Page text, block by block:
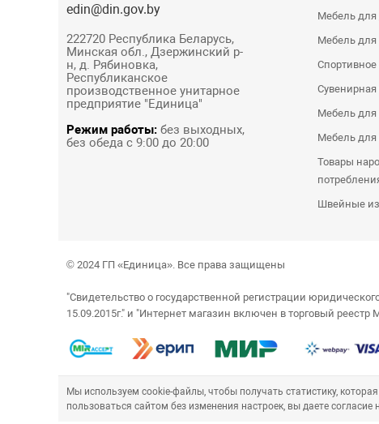
edin@din.gov.by
222720 Республика Беларусь,
Минская обл., Дзержинский р-
н, д. Рябиновка,
Республиканское
производственное унитарное
предприятие "Единица"
Режим работы:без выходных,
без обеда с 9:00 до 20:00
Мебель для
Мебель для
Спортивное
Мебель для
Мебель для
Товары
Швейные
© 2024 ГП «Единица». Все права защищены
"Свидетельство о государственной регистрации
15.09.2015г." и "Интернет магазин включен в торговый
Мы используем cookie-файлы, чтобы получать статистику,
пользоваться сайтом без изменения настроек, вы даете